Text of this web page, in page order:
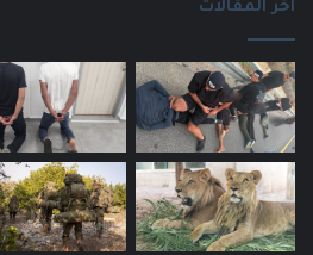
اخر المقالات